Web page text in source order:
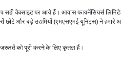
सही वेबसाइट पर आये हैं। आवास फायनेंसियर्स
छोटे और बड़े उद्यमियों (एमएसएमई यूनिट्स) ने हमारे
को पूरी करने के लिए कृतज्ञ हैं।